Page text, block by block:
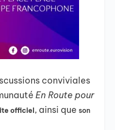
conviviales
En Route pour
officiel, ainsi queson